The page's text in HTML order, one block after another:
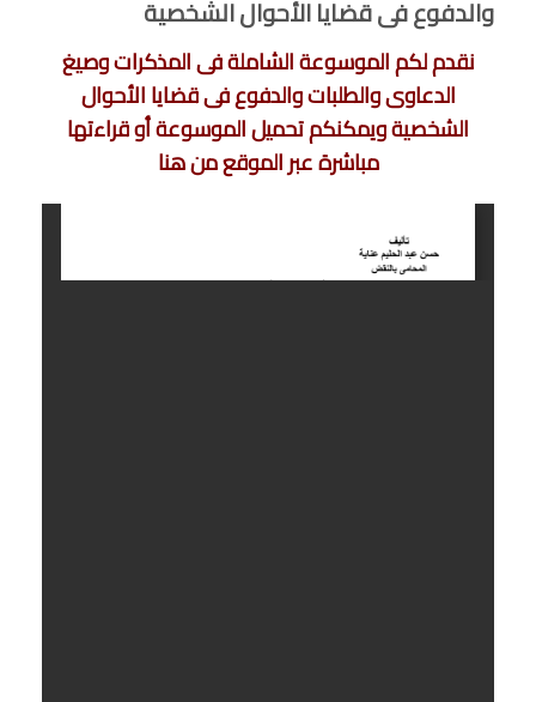
والدفوع فى قضايا الأحوال الشخصية
نقدم لكم الموسوعة الشاملة فى المذكرات وصيغ
الدعاوى والطلبات والدفوع فى قضايا الأحوال
الشخصية ويمكنكم تحميل الموسوعة أو قراءتها
مباشرة عبر الموقع من هنا